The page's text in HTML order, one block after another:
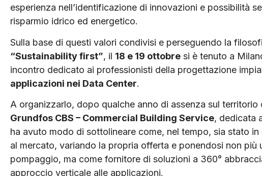
esperienza nell’identificazione di innovazioni e possibilità
risparmio idrico ed energetico.
Sulla base di questi valori condivisi e perseguendo la
“Sustainability first”, il 18 e 19 ottobre si è tenuto a
incontro dedicato ai professionisti della progettazione
applicazioni nei Data Center.
A organizzarlo, dopo qualche anno di assenza sul
Grundfos CBS – Commercial Building Service, dedicata
ha avuto modo di sottolineare come, nel tempo, sia stato
al mercato, variando la propria offerta e ponendosi non
pompaggio, ma come fornitore di soluzioni a 360°
approccio verticale alle applicazioni.